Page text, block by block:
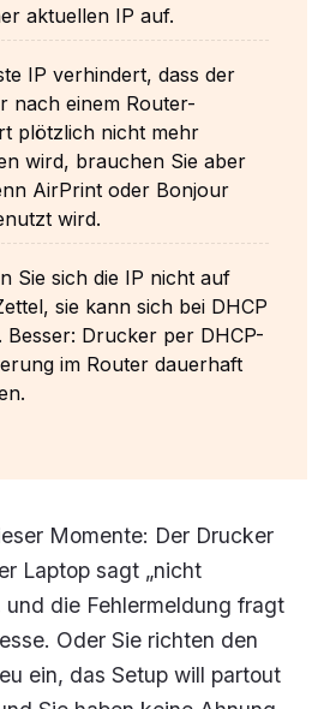
aktuellen IP auf.
IP verhindert, dass der
nach einem Router-
plötzlich nicht mehr
wird, brauchen Sie aber
AirPrint oder Bonjour
wird.
Sie sich die IP nicht auf
sie kann sich bei DHCP
Besser: Drucker per DHCP-
im Router dauerhaft
Momente: Der Drucker
Laptop sagt „nicht
und die Fehlermeldung fragt
Oder Sie richten den
ein, das Setup will partout